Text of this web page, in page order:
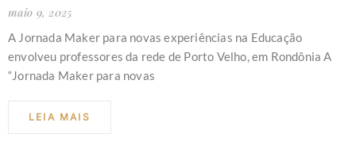
maio 9, 2025
A Jornada Maker para novas experiências na Educação
envolveu professores da rede de Porto Velho, em Rondônia A
“Jornada Maker para novas
LEIA MAIS